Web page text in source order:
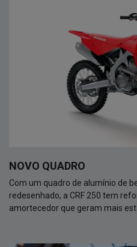
NOVO QUADRO
Com um quadro de alumínio de
redesenhado, a CRF 250 tem
amortecedor que geram mais